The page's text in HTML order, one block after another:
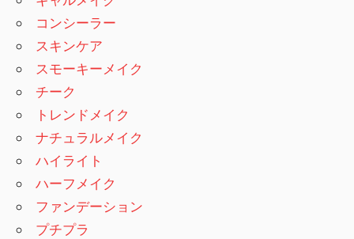
コンシーラー
スキンケア
スモーキーメイク
チーク
トレンドメイク
ナチュラルメイク
ハイライト
ハーフメイク
ファンデーション
プチプラ